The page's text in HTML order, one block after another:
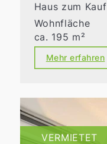
Haus zum Kauf
Wohnfläche
ca. 195 m²
Mehr erfahren
VERMIETET